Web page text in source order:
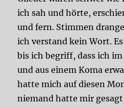
ich sah und hörte,
und fern. Stimmen
ich verstand kein Wort.
bis ich begriff, dass ich
und aus einem Koma
hatte mich auf diesen
niemand hatte mir